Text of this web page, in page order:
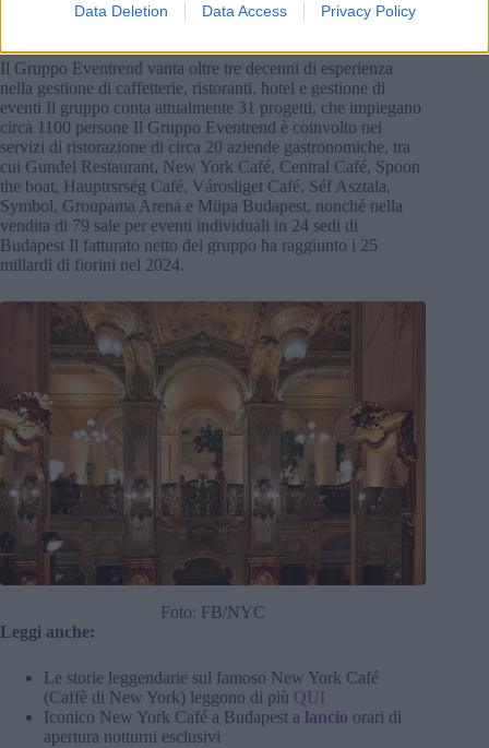
Data Deletion Data Access Privacy Policy
Foto: FB/NYC
Il Gruppo Eventrend vanta oltre tre decenni di esperienza
nella gestione di caffetterie, ristoranti, hotel e gestione di
eventi Il gruppo conta attualmente 31 progetti, che impiegano
circa 1100 persone Il Gruppo Eventrend è coinvolto nei
servizi di ristorazione di circa 20 aziende gastronomiche, tra
cui Gundel Restaurant, New York Café, Central Café, Spoon
the boat, Hauptrsrség Café, Városliget Café, Séf Asztala,
Symbol, Groupama Arena e Müpa Budapest, nonché nella
vendita di 79 sale per eventi individuali in 24 sedi di
Budapest Il fatturato netto del gruppo ha raggiunto i 25
miliardi di fiorini nel 2024.
Foto: FB/NYC
Leggi anche:
Le storie leggendarie sul famoso New York Café
(Caffè di New York) leggono di più QUI
Iconico New York Café a Budapest a lancio orari di
apertura notturni esclusivi